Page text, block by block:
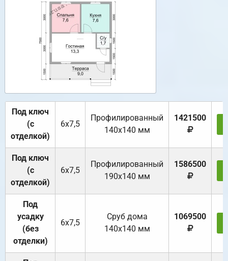
Под ключ
(с
отделкой)
6х7,5
Профилированный
140х140 мм
1421500
Под ключ
(с
отделкой)
6х7,5
Профилированный
190х140 мм
1586500
Под
усадку
(без
отделки)
6х7,5
Cруб дома
140х140 мм
1069500